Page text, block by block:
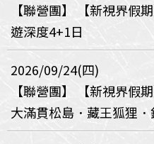
【聯營團】
【新視界假
遊深度4+1日
2026/09/24(四)
【聯營團】
【新視界假
大滿貫松島．藏王狐狸